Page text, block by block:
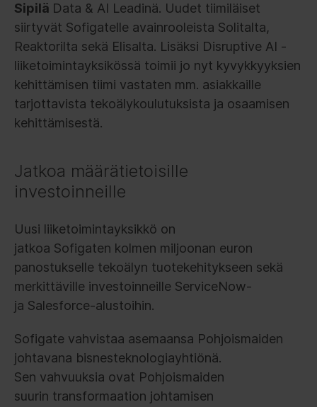
Sipilä Data & AI Leadinä. Uudet tiimiläiset
siirtyvät Sofigatelle avainrooleista Solitalta,
Reaktorilta sekä Elisalta. Lisäksi Disruptive AI -
liiketoimintayksikössä toimii jo nyt kyvykkyyksien
kehittämisen tiimi vastaten mm. asiakkaille
tarjottavista tekoälykoulutuksista ja osaamisen
kehittämisestä.
Jatkoa määrätietoisille
investoinneille
Uusi liiketoimintayksikkö on
jatkoa Sofigaten kolmen miljoonan euron
panostukselle tekoälyn tuotekehitykseen sekä
merkittäville investoinneille ServiceNow-
ja Salesforce-alustoihin.
Sofigate vahvistaa asemaansa Pohjoismaiden
johtavana bisnesteknologiayhtiönä.
Sen vahvuuksia ovat Pohjoismaiden
suurin transformaation johtamisen